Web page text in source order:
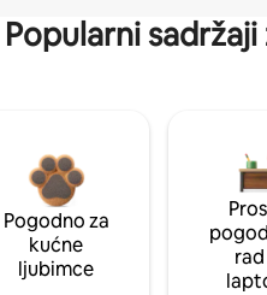
Popularni
Pogodno za
kućne
ljubimce